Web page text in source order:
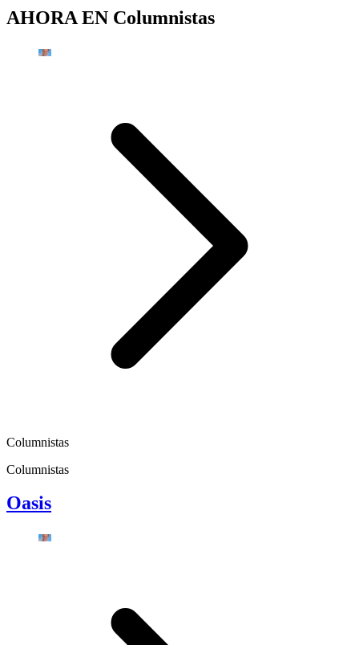
AHORA EN Columnistas
Columnistas
Columnistas
Oasis